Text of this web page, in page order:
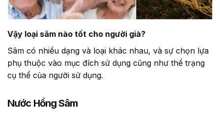
Vậy loại sâm nào tốt cho người già?
Sâm có nhiều dạng và loại khác nhau, và sự chọn lựa
phụ thuộc vào mục đích sử dụng cũng như thể trạng
cụ thể của người sử dụng.
Nước Hồng Sâm